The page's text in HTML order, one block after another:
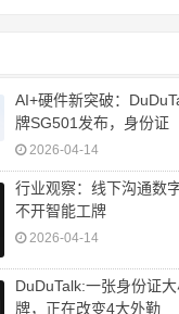
AI+硬件新突破：
牌SG501发布，身份证
2026-04-14
行业观察：线下沟通数
不开智能工牌
2026-04-14
DuDuTalk:一张身份证
牌，正在改变4大外勤